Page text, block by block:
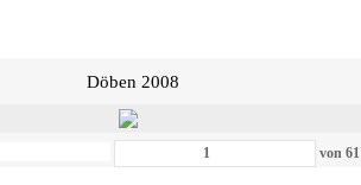
Döben 2008
von61